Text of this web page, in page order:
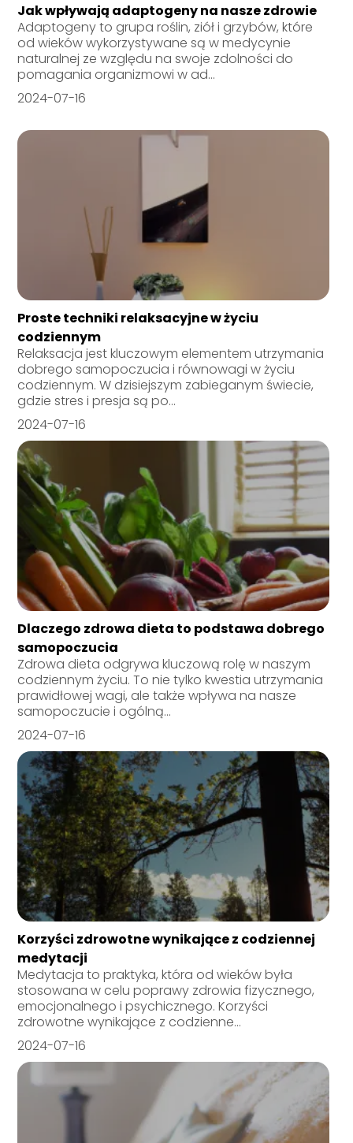
Jak wpływają adaptogeny na nasze zdrowie
Adaptogeny to grupa roślin, ziół i grzybów, które
od wieków wykorzystywane są w medycynie
naturalnej ze względu na swoje zdolności do
pomagania organizmowi w ad...
2024-07-16
Proste techniki relaksacyjne w życiu
codziennym
Relaksacja jest kluczowym elementem utrzymania
dobrego samopoczucia i równowagi w życiu
codziennym. W dzisiejszym zabieganym świecie,
gdzie stres i presja są po...
2024-07-16
Dlaczego zdrowa dieta to podstawa dobrego
samopoczucia
Zdrowa dieta odgrywa kluczową rolę w naszym
codziennym życiu. To nie tylko kwestia utrzymania
prawidłowej wagi, ale także wpływa na nasze
samopoczucie i ogólną...
2024-07-16
Korzyści zdrowotne wynikające z codziennej
medytacji
Medytacja to praktyka, która od wieków była
stosowana w celu poprawy zdrowia fizycznego,
emocjonalnego i psychicznego. Korzyści
zdrowotne wynikające z codzienne...
2024-07-16